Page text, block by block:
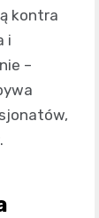
kontra
i
–